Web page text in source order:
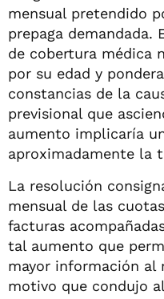
mensual pretendido
prepaga
de cobertura médica
por su edad y
constancias de la
previsional que
aumento implicaría
aproximadamente la
La resolución
mensual de las
facturas
tal aumento que
mayor información al
motivo que condujo